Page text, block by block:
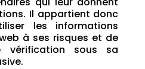
Il appartient donc
les informations
à ses risques et de
vérification sous sa